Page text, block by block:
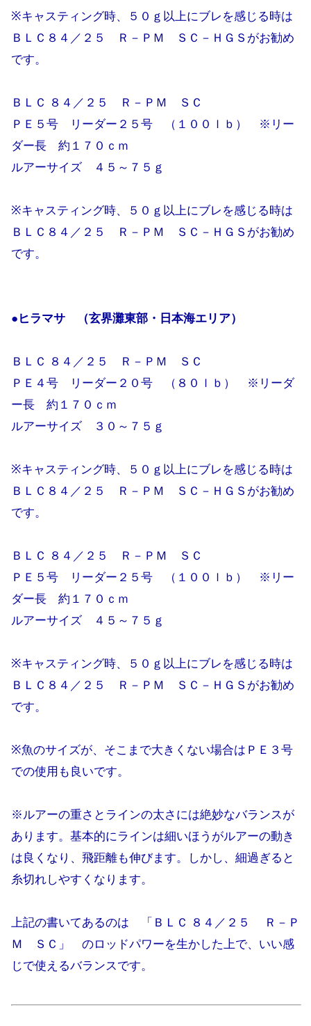
※キャスティング時、５０ｇ以上にブレを感じる時は
ＢＬＣ８４／２５ Ｒ－ＰＭ ＳＣ－ＨＧＳがお勧め
です。
ＢＬＣ ８４／２５ Ｒ－ＰＭ ＳＣ
ＰＥ５号 リーダー２５号 （１００ｌｂ） ※リー
ダー長 約１７０ｃｍ
ルアーサイズ ４５～７５ｇ
※キャスティング時、５０ｇ以上にブレを感じる時は
ＢＬＣ８４／２５ Ｒ－ＰＭ ＳＣ－ＨＧＳがお勧め
です。
●ヒラマサ （玄界灘東部・日本海エリア）
ＢＬＣ ８４／２５ Ｒ－ＰＭ ＳＣ
ＰＥ４号 リーダー２０号 （８０ｌｂ） ※リーダ
ー長 約１７０ｃｍ
ルアーサイズ ３０～７５ｇ
※キャスティング時、５０ｇ以上にブレを感じる時は
ＢＬＣ８４／２５ Ｒ－ＰＭ ＳＣ－ＨＧＳがお勧め
です。
ＢＬＣ ８４／２５ Ｒ－ＰＭ ＳＣ
ＰＥ５号 リーダー２５号 （１００ｌｂ） ※リー
ダー長 約１７０ｃｍ
ルアーサイズ ４５～７５ｇ
※キャスティング時、５０ｇ以上にブレを感じる時は
ＢＬＣ８４／２５ Ｒ－ＰＭ ＳＣ－ＨＧＳがお勧め
です。
※魚のサイズが、そこまで大きくない場合はＰＥ３号
での使用も良いです。
※ルアーの重さとラインの太さには絶妙なバランスが
あります。基本的にラインは細いほうがルアーの動き
は良くなり、飛距離も伸びます。しかし、細過ぎると
糸切れしやすくなります。
上記の書いてあるのは 「ＢＬＣ ８４／２５ Ｒ－Ｐ
Ｍ ＳＣ」 のロッドパワーを生かした上で、いい感
じで使えるバランスです。